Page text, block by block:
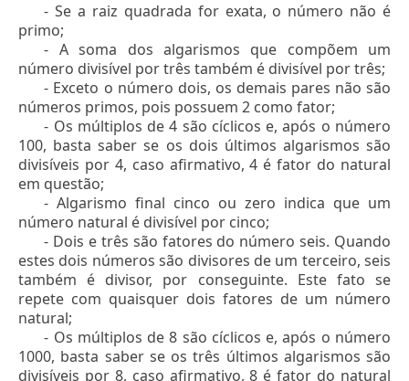
- Se a raiz quadrada for exata, o número não é
primo;
- A soma dos algarismos que compõem um
número divisível por três também é divisível por três;
- Exceto o número dois, os demais pares não são
números primos, pois possuem 2 como fator;
- Os múltiplos de 4 são cíclicos e, após o número
100, basta saber se os dois últimos algarismos são
divisíveis por 4, caso afirmativo, 4 é fator do natural
em questão;
- Algarismo final cinco ou zero indica que um
número natural é divisível por cinco;
- Dois e três são fatores do número seis. Quando
estes dois números são divisores de um terceiro, seis
também é divisor, por conseguinte. Este fato se
repete com quaisquer dois fatores de um número
natural;
- Os múltiplos de 8 são cíclicos e, após o número
1000, basta saber se os três últimos algarismos são
divisíveis por 8, caso afirmativo, 8 é fator do natural